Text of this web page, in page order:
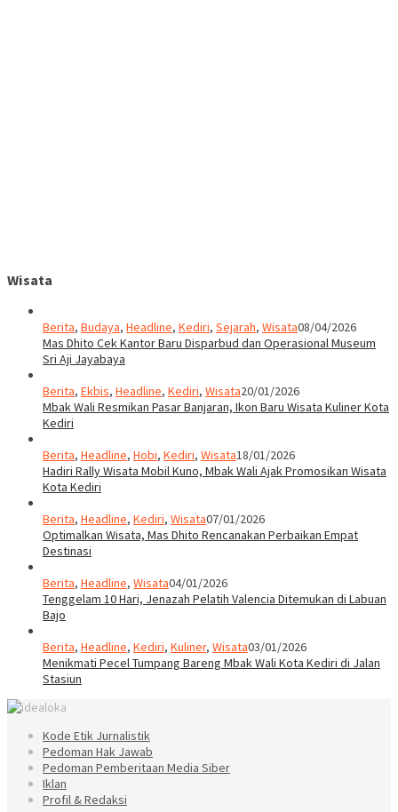
Wisata
Berita, Budaya, Headline, Kediri, Sejarah, Wisata08/04/2026
Mas Dhito Cek Kantor Baru Disparbud dan Operasional Museum
Sri Aji Jayabaya
Berita, Ekbis, Headline, Kediri, Wisata20/01/2026
Mbak Wali Resmikan Pasar Banjaran, Ikon Baru Wisata Kuliner Kota
Kediri
Berita, Headline, Hobi, Kediri, Wisata18/01/2026
Hadiri Rally Wisata Mobil Kuno, Mbak Wali Ajak Promosikan Wisata
Kota Kediri
Berita, Headline, Kediri, Wisata07/01/2026
Optimalkan Wisata, Mas Dhito Rencanakan Perbaikan Empat
Destinasi
Berita, Headline, Wisata04/01/2026
Tenggelam 10 Hari, Jenazah Pelatih Valencia Ditemukan di Labuan
Bajo
Berita, Headline, Kediri, Kuliner, Wisata03/01/2026
Menikmati Pecel Tumpang Bareng Mbak Wali Kota Kediri di Jalan
Stasiun
Kode Etik Jurnalistik
Pedoman Hak Jawab
Pedoman Pemberitaan Media Siber
Iklan
Profil & Redaksi